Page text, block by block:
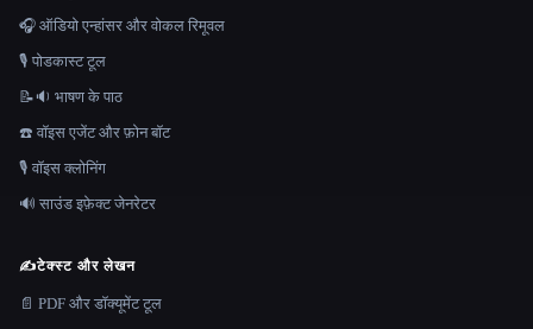
🎧 ऑडियो एन्हांसर और वोकल रिमूवल
🎙️ पोडकास्ट टूल
📝🔉 भाषण के पाठ
☎️ वॉइस एजेंट और फ़ोन बॉट
🎙️ वॉइस क्लोनिंग
🔊 साउंड इफ़ेक्ट जेनरेटर
✍️टेक्स्ट और लेखन
📄 PDF और डॉक्यूमेंट टूल